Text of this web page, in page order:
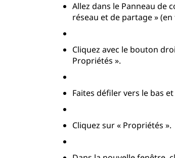
Allez dans le Panneau de
réseau et de partage »
Cliquez avec le bouton
Propriétés ».
Faites défiler vers le bas
Cliquez sur « Propriétés ».